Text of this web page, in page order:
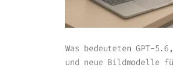
Was bedeuteten GPT-
und neue Bildmodelle